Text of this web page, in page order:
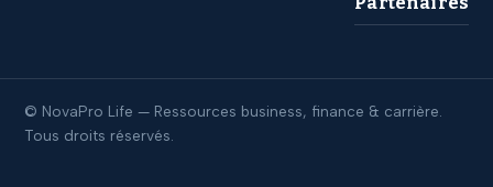
© NovaPro Life — Ressources business, finance & carrière.
Tous droits réservés.